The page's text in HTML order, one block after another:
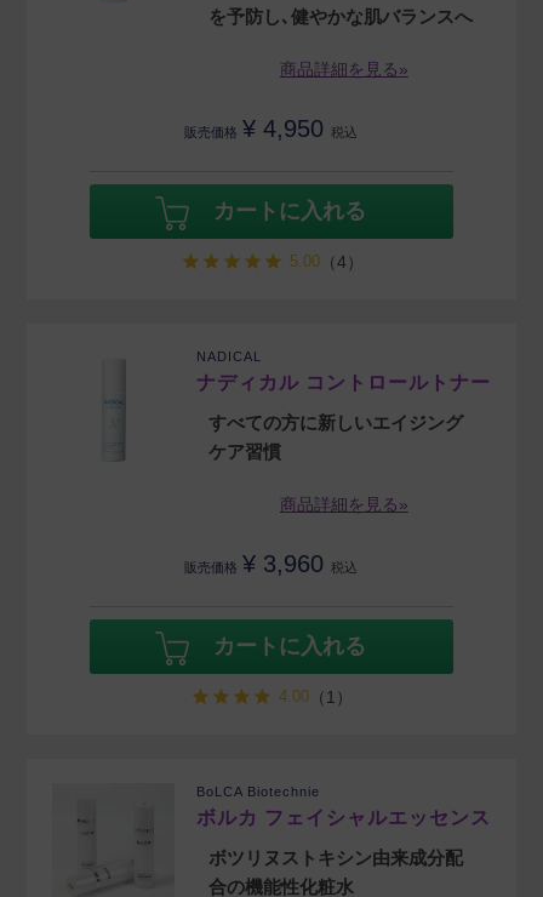
を予防し､健やかな肌バランスへ
商品詳細を見る»
販売価格 ¥ 4,950 税込
カートに入れる
5.00（4）
NADICAL
ナディカル コントロールトナー
すべての方に新しいエイジング
ケア習慣
商品詳細を見る»
販売価格 ¥ 3,960 税込
カートに入れる
4.00 （1）
BoLCA Biotechnie
ボルカ フェイシャルエッセンス
ボツリヌストキシン由来成分配
合の機能性化粧水